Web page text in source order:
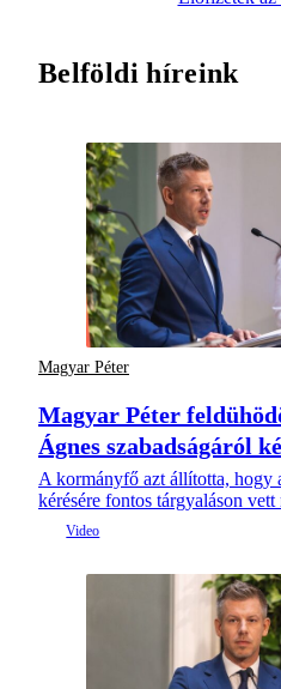
Belföldi híreink
Magyar Péter
Magyar Péter
Ágnes szabadságáról
A kormányfő azt állította, hogy
kérésére fontos tárgyaláson vett